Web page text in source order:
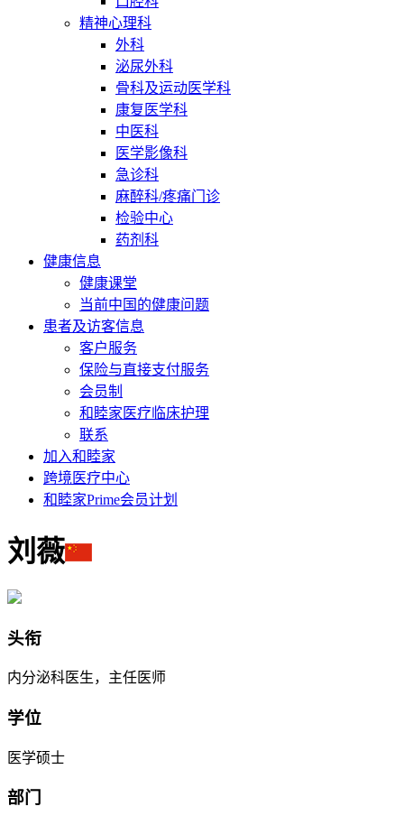
精神心理科
外科
泌尿外科
骨科及运动医学科
康复医学科
中医科
医学影像科
急诊科
麻醉科/疼痛门诊
检验中心
药剂科
健康信息
健康课堂
当前中国的健康问题
患者及访客信息
客户服务
保险与直接支付服务
会员制
和睦家医疗临床护理
联系
加入和睦家
跨境医疗中心
和睦家Prime会员计划
刘薇
头衔
内分泌科医生，主任医师
学位
医学硕士
部门